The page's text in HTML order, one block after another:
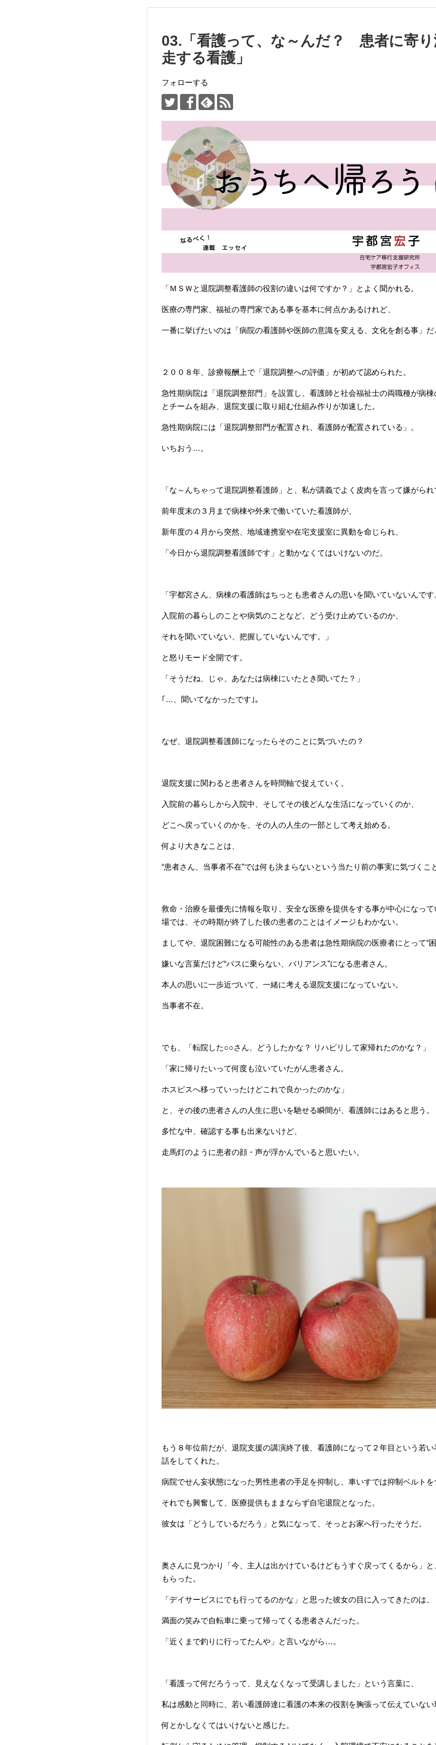
03.「看護って、な～んだ？ 患者に寄り
走する看護」
フォローする
「ＭＳＷと退院調整看護師の役割の違いは何ですか？」とよく聞かれる。
医療の専門家、福祉の専門家である事を基本に何点かあるけれど、
一番に挙げたいのは「病院の看護師や医師の意識を変える、文化を創る事」だ
２００８年、診療報酬上で「退院調整への評価」が初めて認められた。
急性期病院は「退院調整部門」を設置し、看護師と社会福祉士の両職種が病
とチームを組み、退院支援に取り組む仕組み作りが加速した。
急性期病院には「退院調整部門が配置され、看護師が配置されている」。
いちおう…。
「な～んちゃって退院調整看護師」と、私が講義でよく皮肉を言って嫌がら
前年度末の３月まで病棟や外来で働いていた看護師が、
新年度の４月から突然、地域連携室や在宅支援室に異動を命じられ、
「今日から退院調整看護師です」と動かなくてはいけないのだ。
「宇都宮さん、病棟の看護師はちっとも患者さんの思いを聞いていないんです
入院前の暮らしのことや病気のことなど、どう受け止めているのか、
それを聞いていない、把握していないんです。」
と怒りモード全開です。
「そうだね、じゃ、あなたは病棟にいたとき聞いてた？」
｢…、聞いてなかったです｣。
なぜ、退院調整看護師になったらそのことに気づいたの？
退院支援に関わると患者さんを時間軸で捉えていく。
入院前の暮らしから入院中、そしてその後どんな生活になっていくのか、
どこへ戻っていくのかを、その人の人生の一部として考え始める。
何より大きなことは、
“患者さん、当事者不在”では何も決まらないという当たり前の事実に気づくこ
救命・治療を最優先に情報を取り、安全な医療を提供をする事が中心になっ
場では、その時期が終了した後の患者のことはイメージもわかない。
ましてや、退院困難になる可能性のある患者は急性期病院の医療者にとって“
嫌いな言葉だけど“パスに乗らない、バリアンス”になる患者さん。
本人の思いに一歩近づいて、一緒に考える退院支援になっていない。
当事者不在。
でも、「転院した○○さん、どうしたかな？ リハビリして家帰れたのかな？」
「家に帰りたいって何度も泣いていたがん患者さん。
ホスピスへ移っていったけどこれで良かったのかな」
と、その後の患者さんの人生に思いを馳せる瞬間が、看護師にはあると思う。
多忙な中、確認する事も出来ないけど、
走馬灯のように患者の顔・声が浮かんでいると思いたい。
もう８年位前だが、退院支援の講演終了後、看護師になって２年目という若
話をしてくれた。
病院でせん妄状態になった男性患者の手足を抑制し、車いすでは抑制ベルトを
それでも興奮して、医療提供もままならず自宅退院となった。
彼女は「どうしているだろう」と気になって、そっとお家へ行ったそうだ。
奥さんに見つかり「今、主人は出かけているけどもうすぐ戻ってくるから」
もらった。
「デイサービスにでも行ってるのかな」と思った彼女の目に入ってきたのは、
満面の笑みで自転車に乗って帰ってくる患者さんだった。
「近くまで釣りに行ってたんや」と言いながら…。
「看護って何だろうって、見えなくなって受講しました」という言葉に、
私は感動と同時に、若い看護師達に看護の本来の役割を胸張って伝えていない
何とかしなくてはいけないと感じた。